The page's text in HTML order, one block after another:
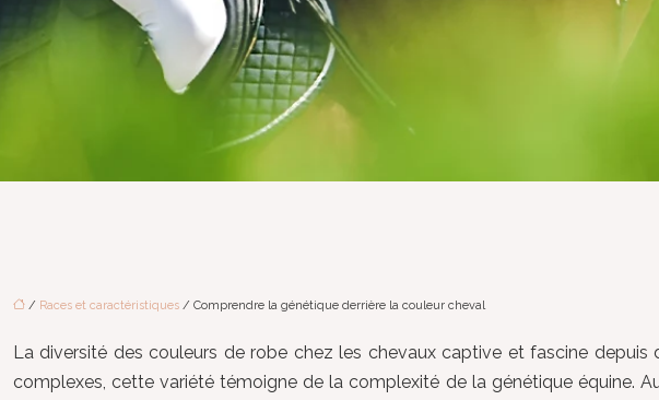
/ Races et caractéristiques / Comprendre la génétique derrière la couleur cheval
La diversité des couleurs de robe chez les chevaux captive et fascine
complexes, cette variété témoigne de la complexité de la génétique équine.